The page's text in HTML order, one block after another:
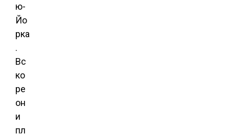
ю-
Йо
рка
.
Вс
ко
ре
он
и
пл